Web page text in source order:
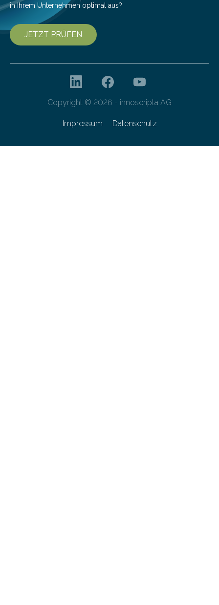
in Ihrem Unternehmen optimal aus?
JETZT PRÜFEN
Copyright © 2026 - innoscripta AG
Impressum Datenschutz